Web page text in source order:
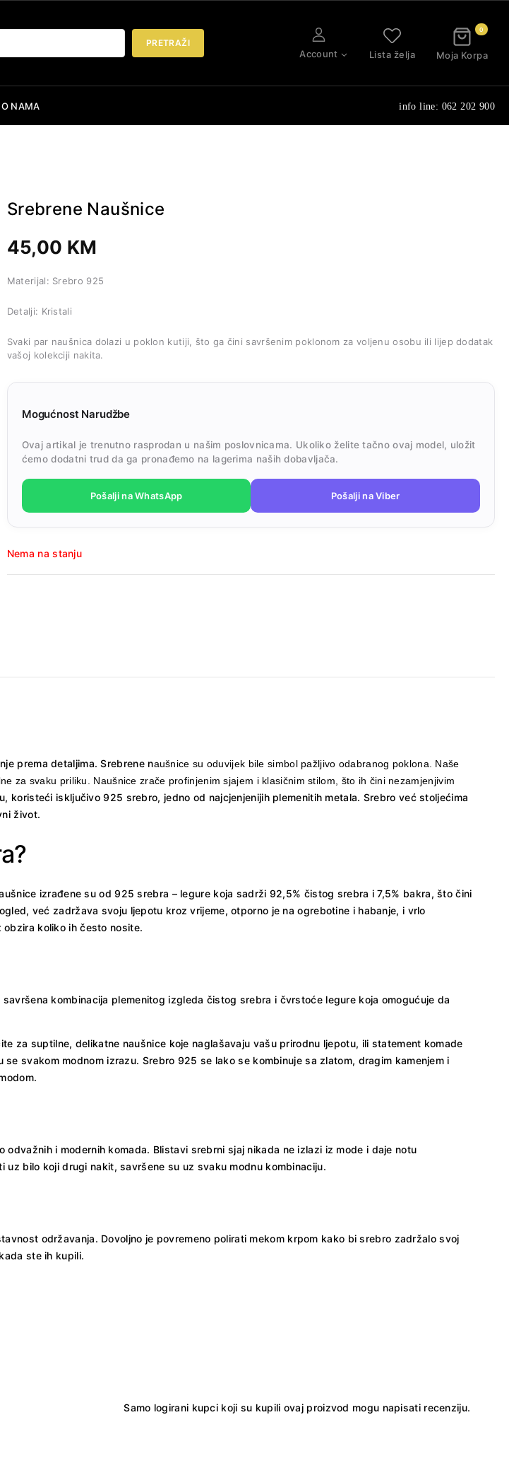
PRETRAŽI
Account Lista želja
0
Moja Korpa
O NAMA info line: 062 202 900
Srebrene Naušnice
45,00 KM
Materijal: Srebro 925
Detalji: Kristali
Svaki par naušnica dolazi u poklon kutiji, što ga čini savršenim poklonom za voljenu osobu ili lijep dodatak
vašoj kolekciji nakita.
Mogućnost Narudžbe
Ovaj artikal je trenutno rasprodan u našim poslovnicama. Ukoliko želite tačno ovaj model, uložit
ćemo dodatni trud da ga pronađemo na lagerima naših dobavljača.
Pošalji na WhatsApp Pošalji na Viber
Nema na stanju
prema detaljima. Srebrene naušnice su oduvijek bile simbol pažljivo odabranog poklona. Naše
za svaku priliku. Naušnice zrače profinjenim sjajem i klasičnim stilom, što ih čini nezamjenjivim
koristeći isključivo 925 srebro, jedno od najcjenjenijih plemenitih metala. Srebro već stoljećima
život.
izrađene su od 925 srebra – legure koja sadrži 92,5% čistog srebra i 7,5% bakra, što čini
već zadržava svoju ljepotu kroz vrijeme, otporno je na ogrebotine i habanje, i vrlo
koliko ih često nosite.
kombinacija plemenitog izgleda čistog srebra i čvrstoće legure koja omogućuje da
za suptilne, delikatne naušnice koje naglašavaju vašu prirodnu ljepotu, ili statement komade
svakom modnom izrazu. Srebro 925 se lako se kombinuje sa zlatom, dragim kamenjem i
i modernih komada. Blistavi srebrni sjaj nikada ne izlazi iz mode i daje notu
bilo koji drugi nakit, savršene su uz svaku modnu kombinaciju.
održavanja. Dovoljno je povremeno polirati mekom krpom kako bi srebro zadržalo svoj
ste ih kupili.
Samo logirani kupci koji su kupili ovaj proizvod mogu napisati recenziju.